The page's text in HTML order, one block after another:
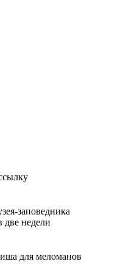
заповедника
две недели
для меломанов